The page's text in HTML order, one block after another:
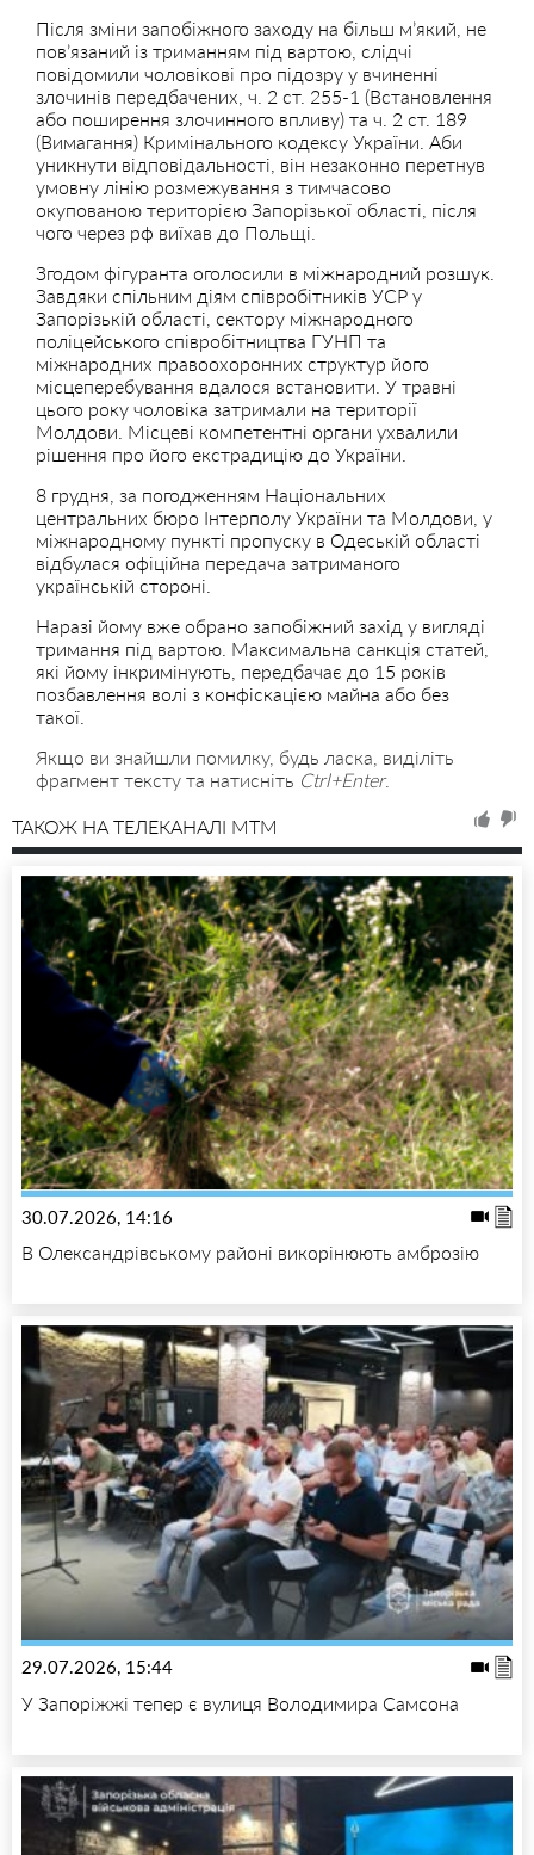
Після зміни запобіжного заходу на більш м’який, не
пов’язаний із триманням під вартою, слідчі
повідомили чоловікові про підозру у вчиненні
злочинів передбачених, ч. 2 ст. 255-1 (Встановлення
або поширення злочинного впливу) та ч. 2 ст. 189
(Вимагання) Кримінального кодексу України. Аби
уникнути відповідальності, він незаконно перетнув
умовну лінію розмежування з тимчасово
окупованою територією Запорізької області, після
чого через рф виїхав до Польщі.
Згодом фігуранта оголосили в міжнародний розшук.
Завдяки спільним діям співробітників УСР у
Запорізькій області, сектору міжнародного
поліцейського співробітництва ГУНП та
міжнародних правоохоронних структур його
місцеперебування вдалося встановити. У травні
цього року чоловіка затримали на території
Молдови. Місцеві компетентні органи ухвалили
рішення про його екстрадицію до України.
8 грудня, за погодженням Національних
центральних бюро Інтерполу України та Молдови, у
міжнародному пункті пропуску в Одеській області
відбулася офіційна передача затриманого
українській стороні.
Наразі йому вже обрано запобіжний захід у вигляді
тримання під вартою. Максимальна санкція статей,
які йому інкримінують, передбачає до 15 років
позбавлення волі з конфіскацією майна або без
такої.
Якщо ви знайшли помилку, будь ласка, виділіть
фрагмент тексту та натисніть Ctrl+Enter.
ТАКОЖ НА ТЕЛЕКАНАЛІ MTM
30.07.2026, 14:16
В Олександрівському районі викорінюють амброзію
29.07.2026, 15:44
У Запоріжжі тепер є вулиця Володимира Самсона